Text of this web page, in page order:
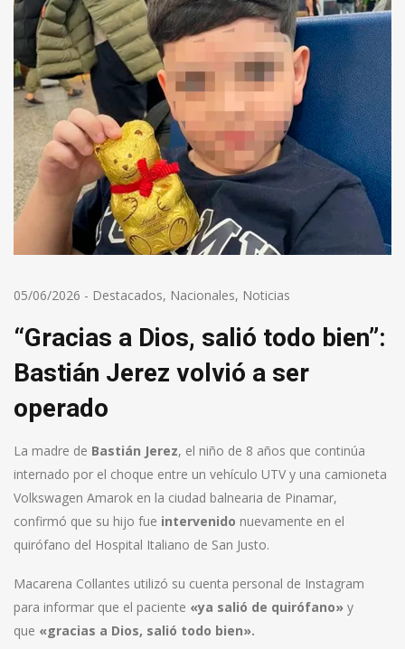
05/06/2026 - Destacados, Nacionales, Noticias
“Gracias a Dios, salió todo bien”:
Bastián Jerez volvió a ser
operado
La madre de Bastián Jerez, el niño de 8 años que continúa
internado por el choque entre un vehículo UTV y una camioneta
Volkswagen Amarok en la ciudad balnearia de Pinamar,
confirmó que su hijo fue intervenido nuevamente en el
quirófano del Hospital Italiano de San Justo.
Macarena Collantes utilizó su cuenta personal de Instagram
para informar que el paciente «ya salió de quirófano» y
que «gracias a Dios, salió todo bien».